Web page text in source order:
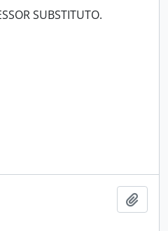
SUBSTITUTO.